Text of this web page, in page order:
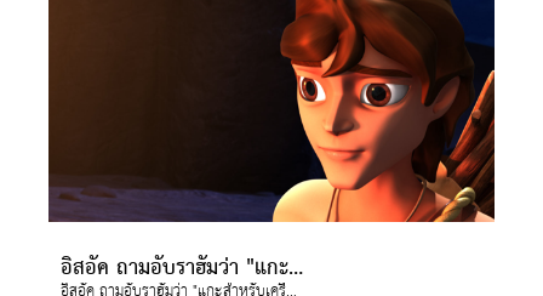
อิสอัค ถามอับราฮัมว่า "แกะสำหรับเครื่องเผาบูชาอยู่ที่ไหน"